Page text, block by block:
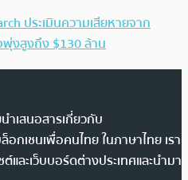
ประเมินความเสียหายจาก
พุ่งสูงถึง $130 ล้าน
ำเสนอสารเกี่ยวกับ
อกเชนเพื่อคนไทย ในภาษาไทย เรา
ละเว็บบอร์ดต่างประเทศและนำมา